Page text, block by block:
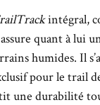
intégral,
quant à lui
humides. Il
pour le trail
une durabilité